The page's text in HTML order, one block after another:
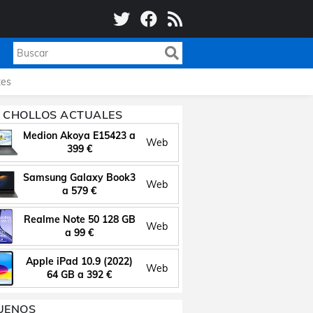
CHOLLOS ACTUALES
Medion Akoya E15423 a
399 €
Web
Samsung Galaxy Book3
a 579 €
Web
Realme Note 50 128 GB
a 99 €
Web
Apple iPad 10.9 (2022)
64 GB a 392 €
Web